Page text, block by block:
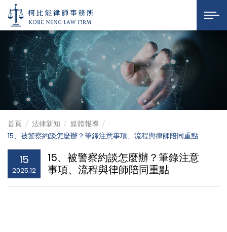
15、被警察約談怎麼辦
柯比能律師事務所
展開
首頁 法律新知
媒體報導
15、被警察約談怎麼辦？筆錄注意事項、流程與律師陪同重點
15
2025.12
15、被警察約談怎麼辦？筆錄注意
事項、流程與律師陪同重點